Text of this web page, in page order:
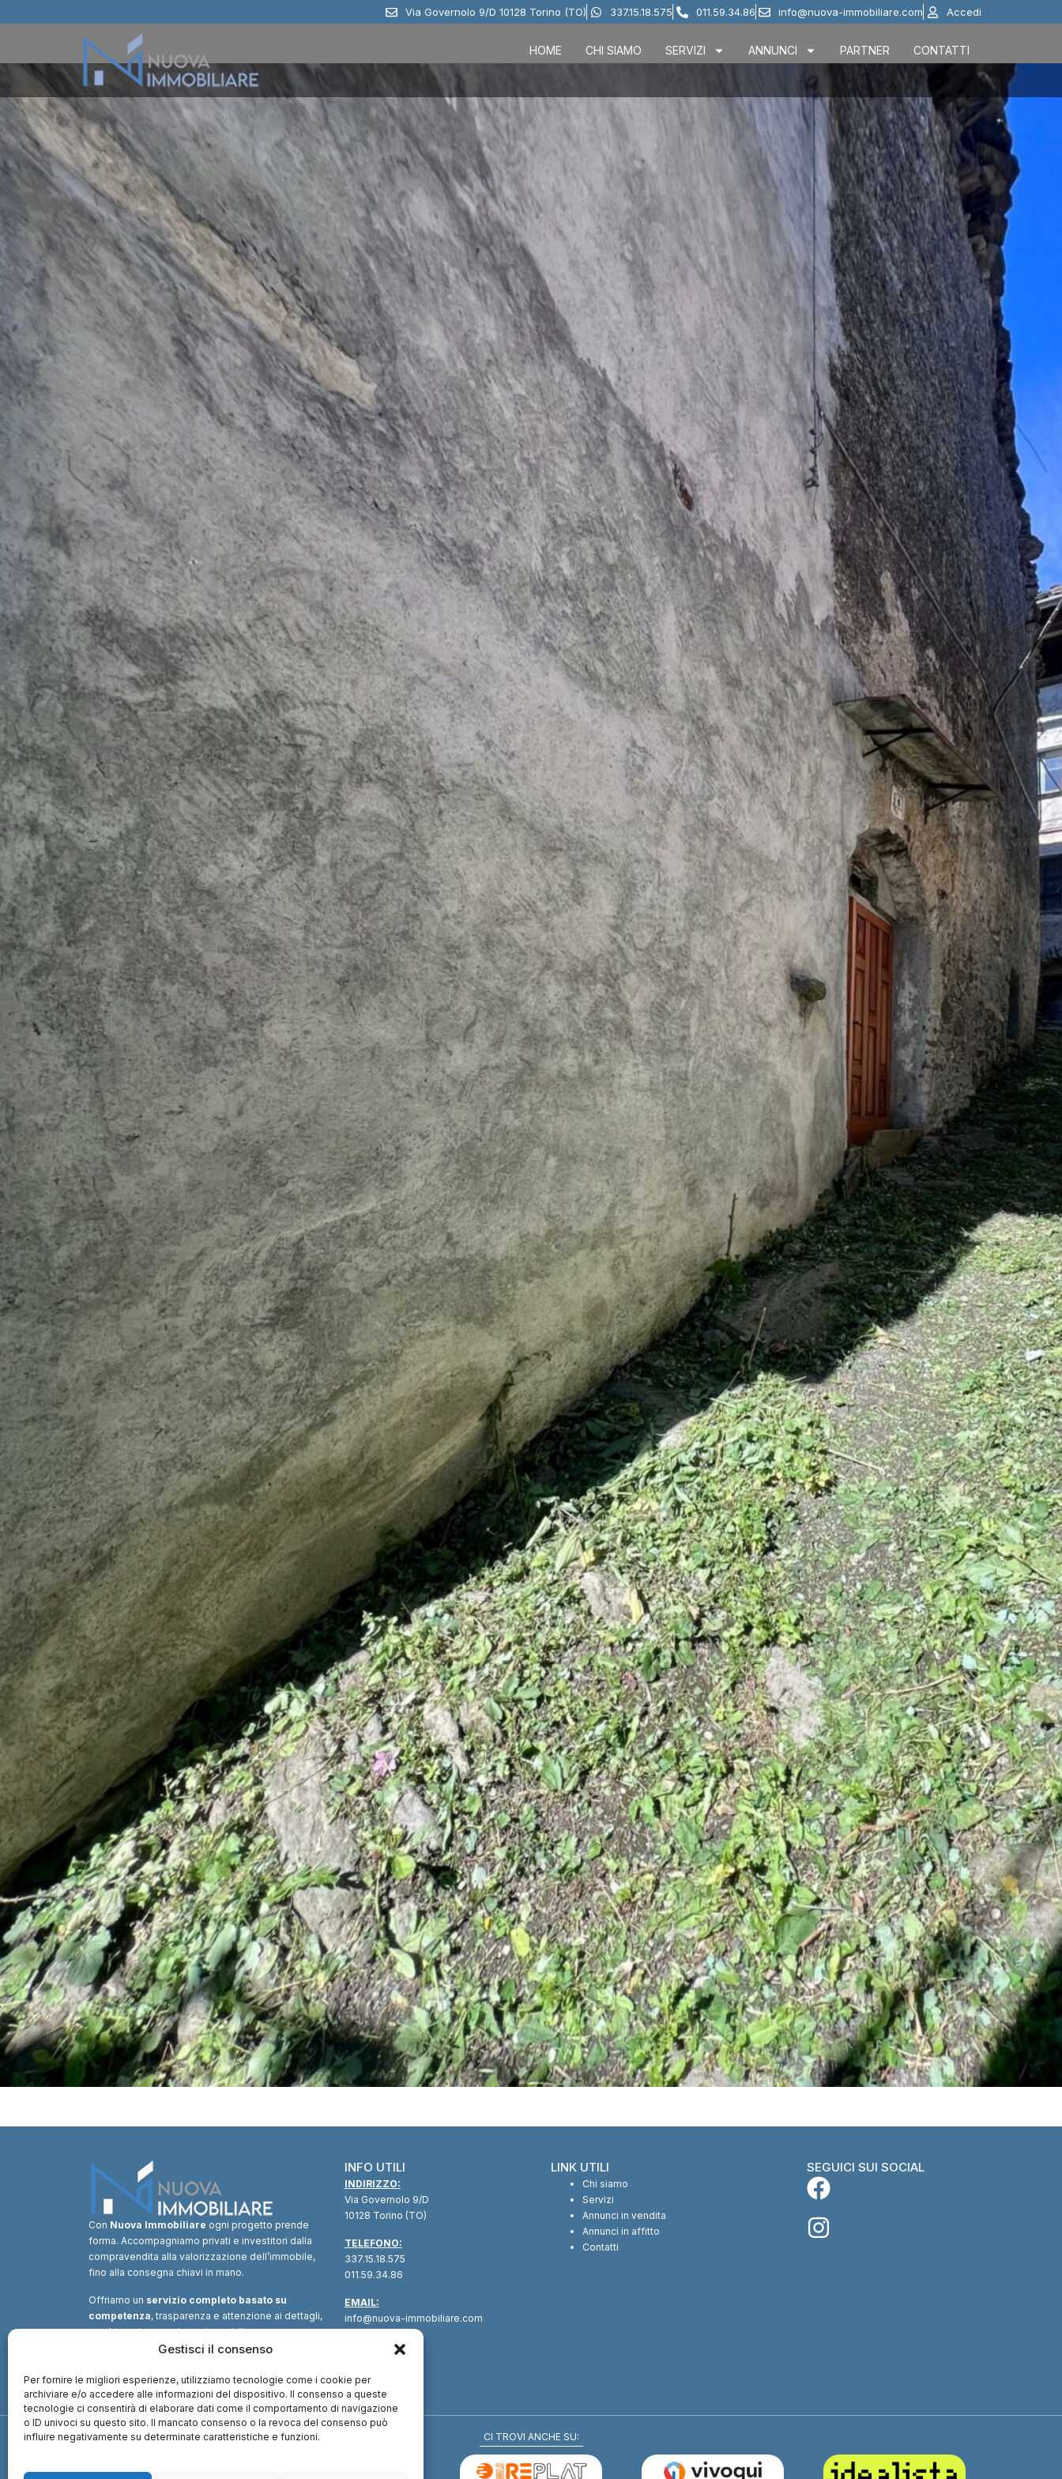
Gestisci il consenso
Per fornire le migliori esperienze, utilizziamo tecnologie come i cookie per
archiviare e/o accedere alle informazioni del dispositivo. Il consenso a queste
tecnologie ci consentirà di elaborare dati come il comportamento di navigazione
o ID univoci su questo sito. Il mancato consenso o la revoca del consenso può
influire negativamente su determinate caratteristiche e funzioni.
Via Governolo 9/D 10128 Torino (TO) 337.15.18.575 011.59.34.86 info@nuova-immobiliare.com Accedi
HOME CHI SIAMO SERVIZI ANNUNCI PARTNER CONTATTI
Con Nuova Immobiliare ogni progetto prende
forma. Accompagniamo privati e investitori dalla
compravendita alla valorizzazione dell’immobile,
fino alla consegna chiavi in mano.
Offriamo un servizio completo basato su
competenza, trasparenza e attenzione ai dettagli,
combinando consulenza immobiliare, supporto
tecnico e soluzioni finanziarie.Un unico
valore.
INFO UTILI
INDIRIZZO:
Via Governolo 9/D
10128 Torino (TO)
TELEFONO:
337.15.18.575
011.59.34.86
EMAIL:
info@nuova-immobiliare.com
LINK UTILI
Chi siamo
Servizi
Annunci in vendita
Annunci in affitto
Contatti
SEGUICI SUI SOCIAL
CI TROVI ANCHE SU: